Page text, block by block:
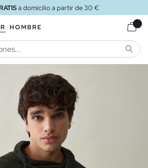
a domicilio a partir de 30 €
HOMBRE